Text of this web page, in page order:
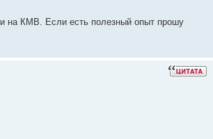
и на КМВ. Если есть полезный опыт прошу